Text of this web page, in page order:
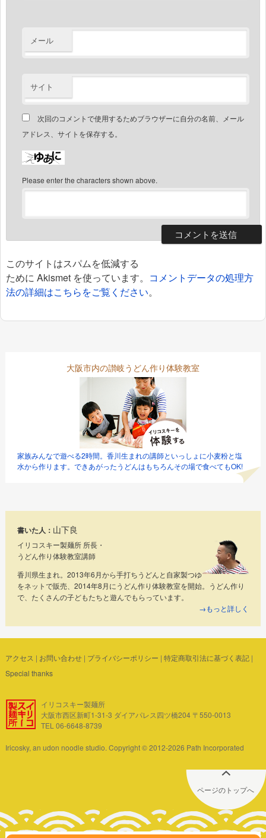
メール
サイト
次回のコメントで使用するためブラウザーに自分の名前、メール
アドレス、サイトを保存する。
Please enter the characters shown above.
このサイトはスパムを低減する
ために Akismet を使っています。 コメントデータの処理方
法の詳細はこちらをご覧ください。
大阪市内の讃岐うどん作り体験教室
家族みんなで遊べる2時間。香川生まれの講師といっしょに小麦粉と塩
水から作ります。できあがったうどんはもちろんその場で食べてもOK!
書いた人： 山下良
イリコスキー製麺所 所長・
うどん作り体験教室講師
香川県生まれ。2013年6月から手打ちうどんと自家製つゆ
をネットで販売、2014年8月にうどん作り体験教室を開始。うどん作り
で、たくさんの子どもたちと遊んでもらっています。
→もっと詳しく
アクセス | お問い合わせ| プライバシーポリシー | 特定商取引法に基づく表記|
Special thanks
イリコスキー製麺所
大阪市西区新町1-31-3 ダイアパレス四ツ橋204 〒550-0013
TEL 06-6648-8739
Iricosky, an udon noodle studio. Copyright © 2012-2026 Path Incorporated
ページのトップへ